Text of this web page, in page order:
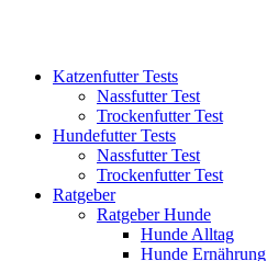
Katzenfutter Tests
Nassfutter Test
Trockenfutter Test
Hundefutter Tests
Nassfutter Test
Trockenfutter Test
Ratgeber
Ratgeber Hunde
Hunde Alltag
Hunde Ernährung